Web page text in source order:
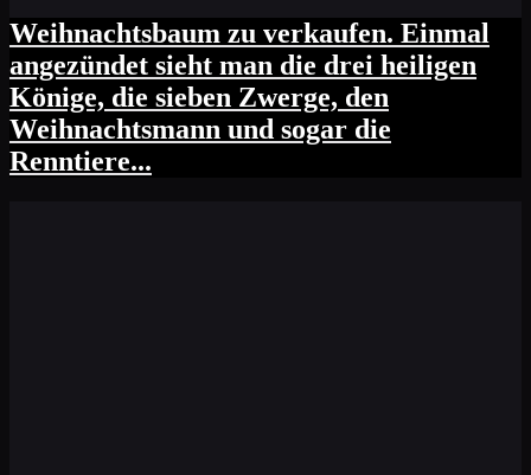
Weihnachtsbaum zu verkaufen. Einmal
angezündet sieht man die drei heiligen
Könige, die sieben Zwerge, den
Weihnachtsmann und sogar die
Renntiere...